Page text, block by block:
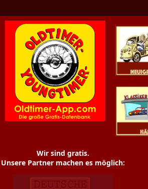
Wir sind gratis.
Unsere Partner machen es möglich: